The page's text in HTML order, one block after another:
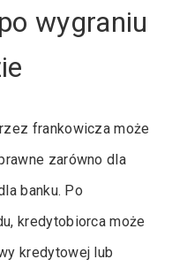
wygraniu
frankowicza może
zarówno dla
banku. Po
kredytobiorca może
kredytowej lub